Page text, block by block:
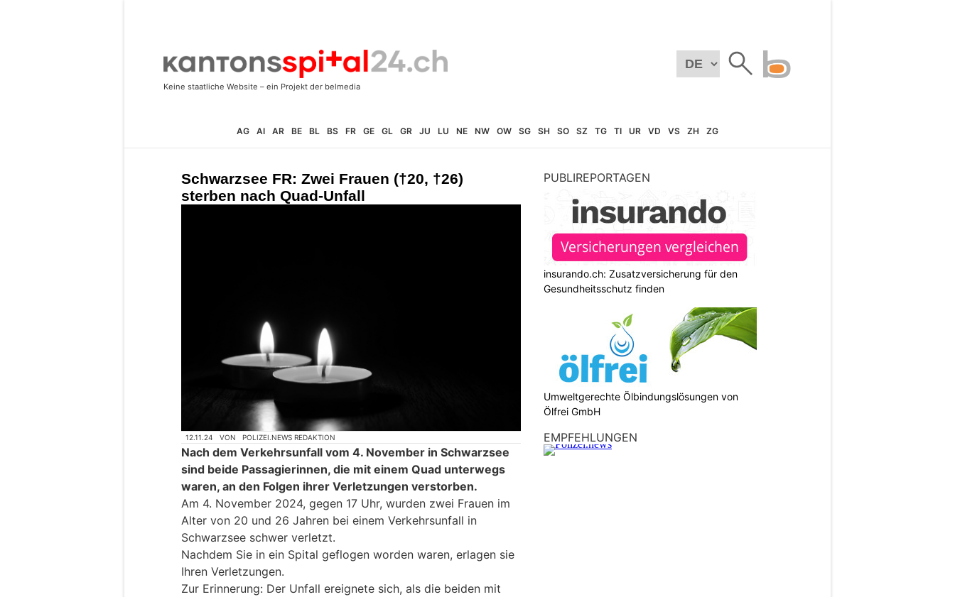
AG AI AR BE BL BS FR GE GL GR JU LU NE NW OW SG SH SO SZ TG TI UR VD VS ZH ZG
Schwarzsee FR: Zwei Frauen (†20, †26)
sterben nach Quad-Unfall
12.11.24 VON POLIZEI.NEWS REDAKTION
Nach dem Verkehrsunfall vom 4. November in Schwarzsee
sind beide Passagierinnen, die mit einem Quad unterwegs
waren, an den Folgen ihrer Verletzungen verstorben.
Am 4. November 2024, gegen 17 Uhr, wurden zwei Frauen im
Alter von 20 und 26 Jahren bei einem Verkehrsunfall in
Schwarzsee schwer verletzt.
Nachdem Sie in ein Spital geflogen worden waren, erlagen sie
Ihren Verletzungen.
Zur Erinnerung: Der Unfall ereignete sich, als die beiden mit
PUBLIREPORTAGEN
insurando.ch: Zusatzversicherung für den
Gesundheitsschutz finden
Umweltgerechte Ölbindungslösungen von
Ölfrei GmbH
EMPFEHLUNGEN